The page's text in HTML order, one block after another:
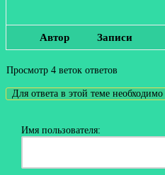
Автор Записи
Просмотр 4 веток ответов
Для ответа в этой теме необходимо
Имя пользователя: